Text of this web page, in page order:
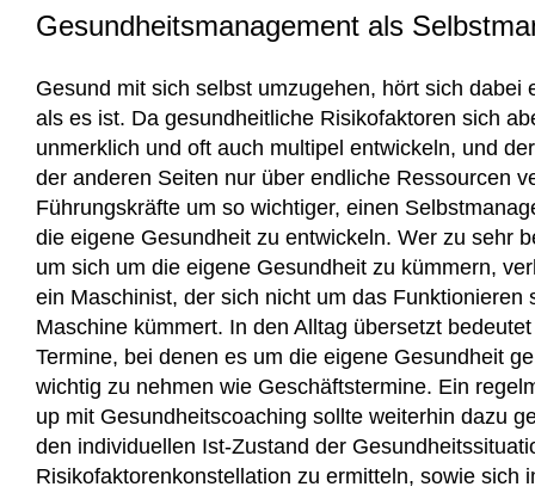
Gesundheitsmanagement als
Gesund mit sich selbst umzugehen, hört sich dabei
als es ist. Da gesundheitliche Risikofaktoren sich
unmerklich und oft auch multipel entwickeln, und
der anderen Seiten nur über endliche Ressourcen
Führungskräfte um so wichtiger, einen
die eigene Gesundheit zu entwickeln. Wer zu sehr
um sich um die eigene Gesundheit zu kümmern,
ein Maschinist, der sich nicht um das Funktionieren
Maschine kümmert. In den Alltag übersetzt
Termine, bei denen es um die eigene Gesundheit
wichtig zu nehmen wie Geschäftstermine. Ein
up mit Gesundheitscoaching sollte weiterhin dazu
den individuellen Ist-Zustand der
Risikofaktorenkonstellation zu ermitteln, sowie sich